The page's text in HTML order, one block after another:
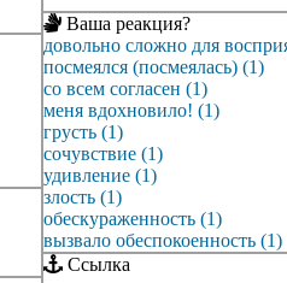
Ваша реакция?
довольно сложно для
посмеялся (посмеялась) (1)
со всем согласен (1)
меня вдохновило! (1)
грусть (1)
сочувствие (1)
удивление (1)
злость (1)
обескураженность (1)
вызвало обеспокоенность (1)
Ссылка